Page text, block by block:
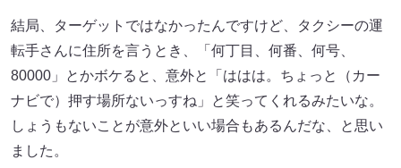
結局、ターゲットではなかったんですけど、タクシーの運
転手さんに住所を言うとき、「何丁目、何番、何号、
80000」とかボケると、意外と「ははは。ちょっと（カー
ナビで）押す場所ないっすね」と笑ってくれるみたいな。
しょうもないことが意外といい場合もあるんだな、と思い
ました。